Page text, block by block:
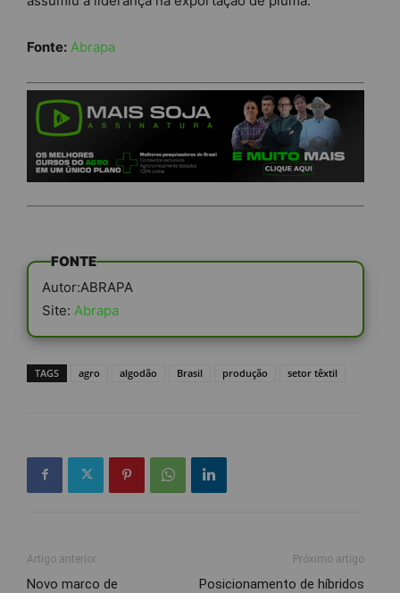
Fonte: Abrapa
FONTE
Autor:ABRAPA
Site: Abrapa
TAGS agro algodão Brasil produção setor têxtil
Artigo anterior
Novo marco de
Próximo artigo
Posicionamento de híbridos